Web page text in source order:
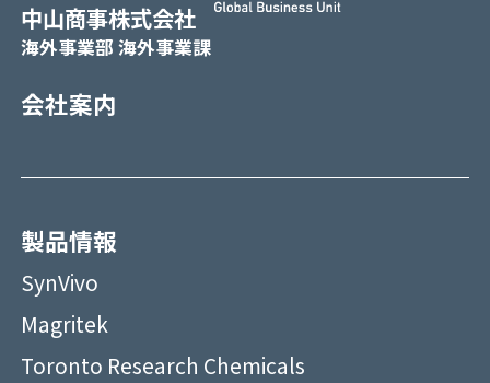
中山商事株式会社
海外事業部 海外事業課
会社案内
製品情報
SynVivo
Magritek
Toronto Research Chemicals